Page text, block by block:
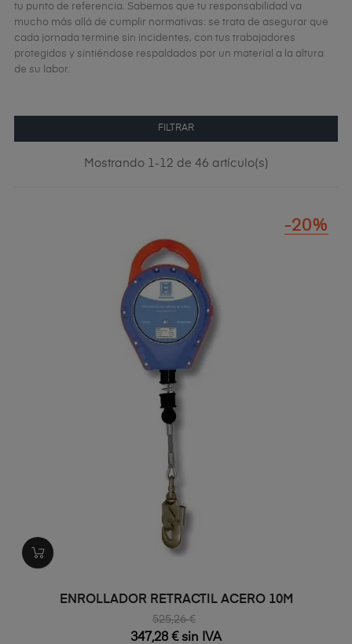
tu punto de referencia. Sabemos que tu responsabilidad va
mucho más allá de cumplir normativas: se trata de asegurar que
cada jornada termine sin incidentes, con tus trabajadores
protegidos y sintiéndose respaldados por un material a la altura
de su labor.
FILTRAR
Mostrando 1-12 de 46 artículo(s)
ENROLLADOR RETRACTIL ACERO 10M
525,26 €
-20%
347,28 € sin IVA